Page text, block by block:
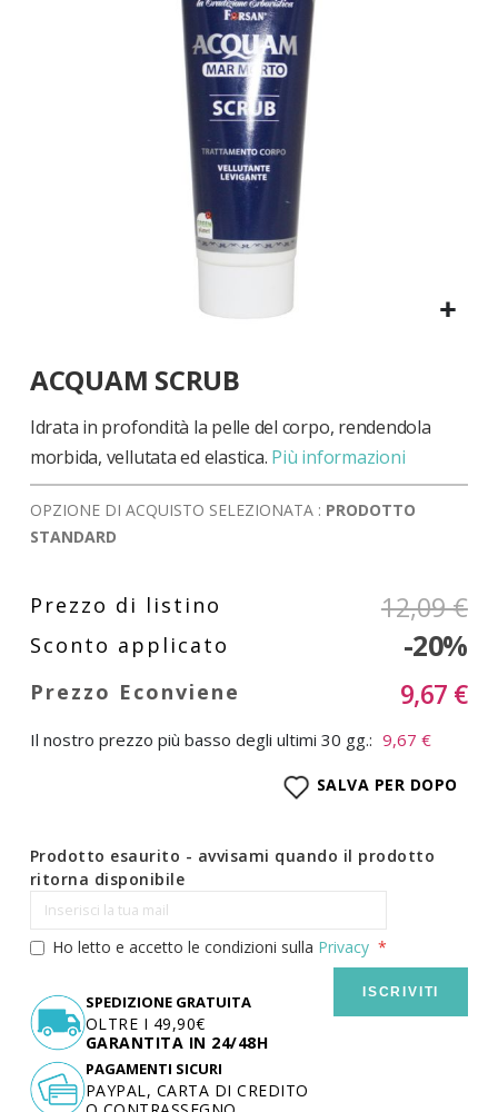
all'inizio
galleria
immagini
ACQUAM SCRUB
Idrata in profondità la pelle del corpo, rendendola
morbida, vellutata ed elastica. Più informazioni
OPZIONE DI ACQUISTO SELEZIONATA : PRODOTTO
STANDARD
12,09 €
-20%
9,67 €
Il nostro prezzo più basso degli ultimi 30 gg.: 9,67 €
SALVA PER DOPO
Prodotto esaurito - avvisami quando il prodotto
ritorna disponibile
Ho letto e accetto le condizioni sulla Privacy
ISCRIVITI
SPEDIZIONE GRATUITA
OLTRE I 49,90€
GARANTITA IN 24/48H
PAGAMENTI SICURI
PAYPAL, CARTA DI CREDITO